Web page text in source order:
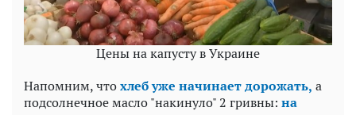
Цены на капусту в Украине
Напомним, чтохлеб уже начинает дорожать, а
подсолнечное масло "накинуло" 2 гривны: на